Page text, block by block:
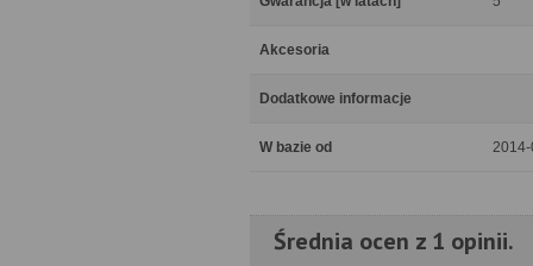
Akcesoria
Dodatkowe informacje
W bazie od
Średnia ocen z 1 opinii.